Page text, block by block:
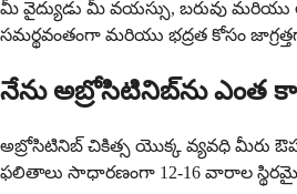
మీ వైద్యుడు మీ వయస్సు, బరువు మరియు
సమర్థవంతంగా మరియు భద్రత కోసం
నేను అబ్రోసిటినిబ్‌ను ఎంత
అబ్రోసిటినిబ్ చికిత్స యొక్క వ్యవధి మీరు
ఫలితాలు సాధారణంగా 12-16 వారాల